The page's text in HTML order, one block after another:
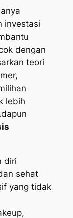
investasi
dengan
teori
lebih
diri
sehat
yang tidak